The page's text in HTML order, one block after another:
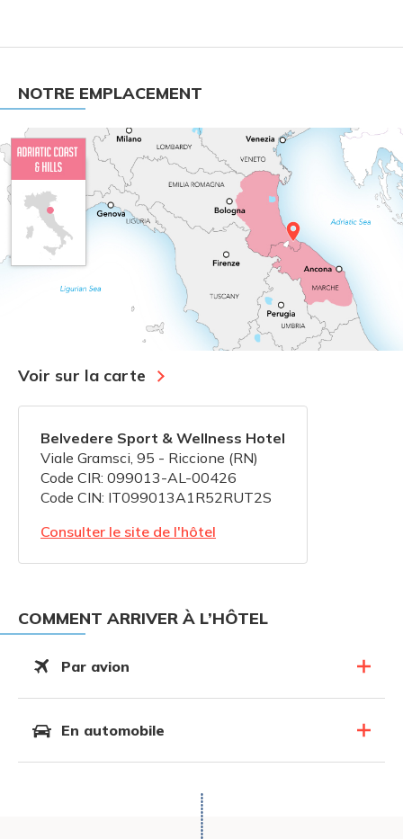
NOTRE EMPLACEMENT
Voir sur la carte
Belvedere Sport & Wellness Hotel
Viale Gramsci, 95 - Riccione (RN)
Code CIR: 099013-AL-00426
Code CIN: IT099013A1R52RUT2S
Consulter le site de l'hôtel
COMMENT ARRIVER À L’HÔTEL
Par avion
En automobile